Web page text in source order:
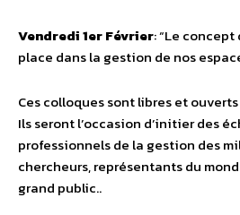
Vendredi 1er Février: “Le
place dans la gestion de nos
Ces colloques sont libres et
Ils seront l’occasion d’initier des
professionnels de la gestion des
chercheurs, représentants du
grand public..